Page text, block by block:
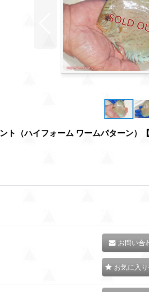
ト（ハイフォーム ワームパターン
お問い合
お気に入